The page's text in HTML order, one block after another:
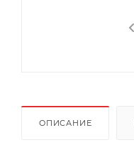
ОПИСАНИЕ